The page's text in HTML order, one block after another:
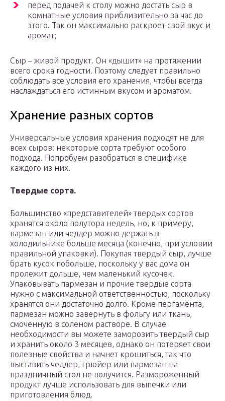
перед подачей к столу можно достать сыр в
комнатные условия приблизительно за час до
этого. Так он максимально раскроет свой вкус и
аромат;
Сыр – живой продукт. Он «дышит» на протяжении
всего срока годности. Поэтому следует правильно
соблюдать все условия его хранения, чтобы всегда
наслаждаться его истинным вкусом и ароматом.
Хранение разных сортов
Универсальные условия хранения подходят не для
всех сыров: некоторые сорта требуют особого
подхода. Попробуем разобраться в специфике
каждого из них.
Твердые сорта.
Большинство «представителей» твердых сортов
хранятся около полутора недель, но, к примеру,
пармезан или чеддер можно держать в
холодильнике больше месяца (конечно, при условии
правильной упаковки). Покупая твердый сыр, лучше
брать кусок побольше, поскольку у вас дома он
пролежит дольше, чем маленький кусочек.
Упаковывать пармезан и прочие твердые сорта
нужно с максимальной ответственностью, поскольку
хранятся они достаточно долго. Кроме пергамента,
пармезан можно завернуть в фольгу или ткань,
смоченную в соленом растворе. В случае
необходимости вы можете заморозить твердый сыр
и хранить около 3 месяцев, однако он потеряет свои
полезные свойства и начнет крошиться, так что
выставить чеддер, грюйер или пармезан на
праздничный стол не получится. Размороженный
продукт лучше использовать для выпечки или
приготовления блюд.